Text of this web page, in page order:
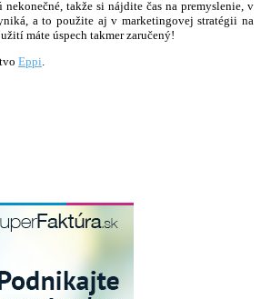
takže si nájdite čas na premyslenie, v
a to použite aj v marketingovej stratégii na
máte úspech takmer zaručený!
Eppi